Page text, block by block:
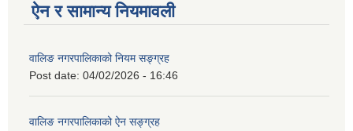
ऐन र सामान्य नियमावली
वालिङ नगरपालिकाको नियम सङ्ग्रह
Post date: 04/02/2026 - 16:46
वालिङ नगरपालिकाको ऐन सङ्ग्रह